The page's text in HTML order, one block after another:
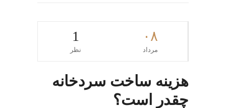
۰۸
مرداد
1
نظر
هزینه ساخت سردخانه
چقدر است؟